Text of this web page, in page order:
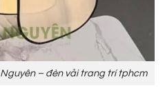
– đèn vải trang trí tphcm